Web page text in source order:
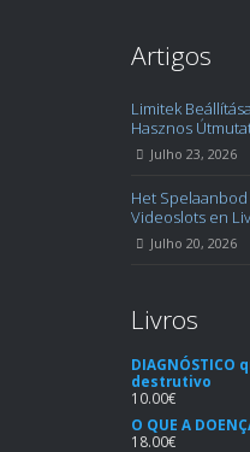
Artigos
Limitek
Hasznos
Julho 23, 2026
Het
Videoslots en
Julho 20, 2026
Livros
DIAGNÓSTICO
destrutivo
10.00€
O QUE A
18.00€